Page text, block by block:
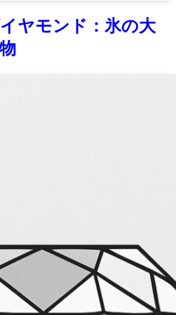
ヤモンド：氷の大